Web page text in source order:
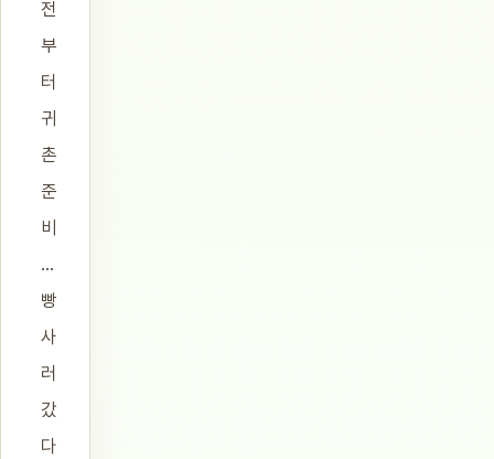
전
부
터
귀
촌
준
비
…
빵
사
러
갔
다